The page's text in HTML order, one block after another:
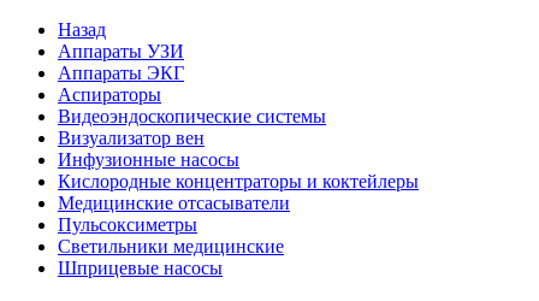
Назад
Аппараты УЗИ
Аппараты ЭКГ
Аспираторы
Видеоэндоскопические системы
Визуализатор вен
Инфузионные насосы
Кислородные концентраторы и коктейлеры
Медицинские отсасыватели
Пульсоксиметры
Светильники медицинские
Шприцевые насосы